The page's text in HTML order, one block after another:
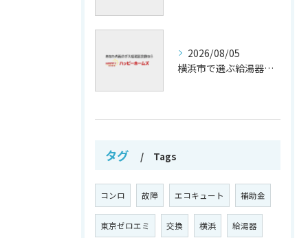
2026/08/05
横浜市で選ぶ給湯器交換の口コミ分析
タグ Tags
コンロ 故障 エコキュート 補助金
東京ゼロエミ 交換 横浜 給湯器